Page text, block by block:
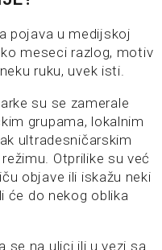
pojava u medijskoj
meseci razlog, motiv
ruku, uvek isti.
su se zamerale
grupama, lokalnim
ultradesničarskim
Otprilike su već
objave ili iskažu neki
će do nekog oblika
se na ulici ili u vezi sa